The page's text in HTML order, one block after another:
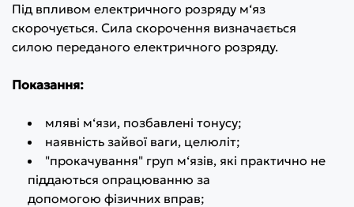
Під впливом електричного розряду м‘яз
скорочується. Сила скорочення визначається
силою переданого електричного розряду.
Показання:
мляві м‘язи, позбавлені тонусу;
наявність зайвої ваги, целюліт;
"прокачування" груп м‘язів, які практично не
піддаються опрацюванню за
допомогою фізичних вправ;